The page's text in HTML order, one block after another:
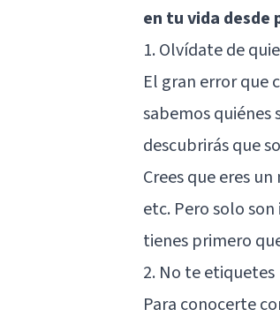
en tu vida desde
1. Olvídate de
El gran error que
sabemos quiénes
descubrirás que
Crees que eres
etc. Pero solo
tienes primero
2. No te etiquetes
Para conocerte